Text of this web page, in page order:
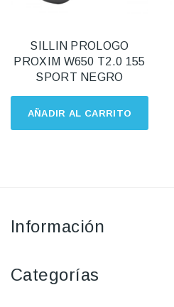
AÑADIR AL CARRITO
SILLIN PROLOGO
PROXIM W650 T2.0 155
SPORT NEGRO
Información
Categorías